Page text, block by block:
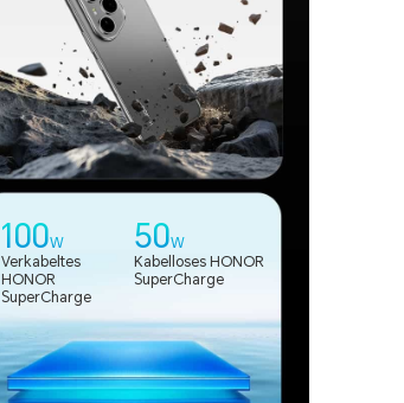
100W
Verkabeltes
HONOR
SuperCharge
50W
Kabelloses HONOR
SuperCharge